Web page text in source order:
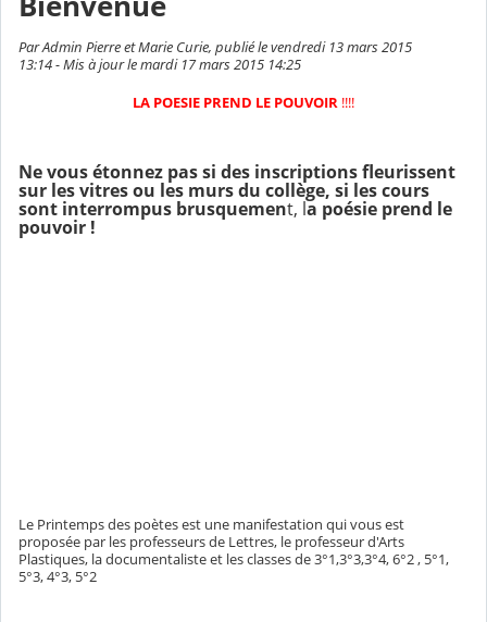
Par Admin Pierre et Marie Curie, publié le vendredi 13 mars 2015
13:14 - Mis à jour le mardi 17 mars 2015 14:25
LA POESIE PREND LE POUVOIR !!!!
Ne vous étonnez pas si des inscriptions fleurissent
sur les vitres ou les murs du collège, si les cours
sont interrompus brusquement, la poésie prend le
pouvoir !
Le Printemps des poètes est une manifestation qui vous est
proposée par les professeurs de Lettres, le professeur d'Arts
Plastiques, la documentaliste et les classes de 3°1,3°3,3°4, 6°2 , 5°1,
5°3, 4°3, 5°2